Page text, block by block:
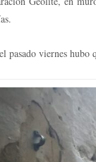
pasado viernes hubo